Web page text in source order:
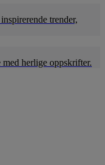
trender,
herlige oppskrifter.